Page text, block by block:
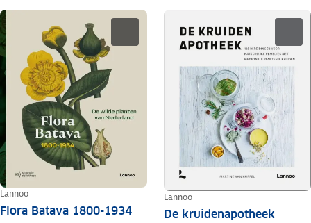
Lannoo
Flora Batava 1800-1934
Lannoo
De kruidenapotheek